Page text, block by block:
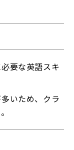
要な英語スキ
いため、クラ